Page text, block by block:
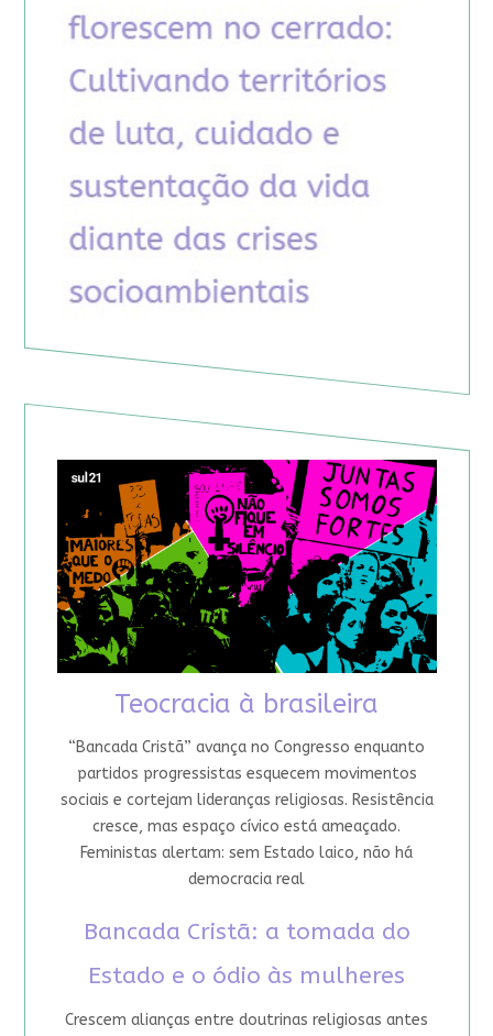
Teocracia à brasileira
“Bancada Cristã” avança no Congresso enquanto
partidos progressistas esquecem movimentos
sociais e cortejam lideranças religiosas. Resistência
cresce, mas espaço cívico está ameaçado.
Feministas alertam: sem Estado laico, não há
democracia real
Bancada Cristã: a tomada do
Estado e o ódio às mulheres
Crescem alianças entre doutrinas religiosas antes